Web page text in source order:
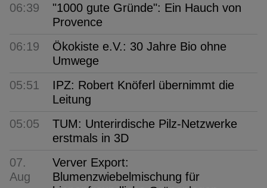
06:39
"1000 gute Gründe": Ein Hauch von
Provence
06:19
Ökokiste e.V.: 30 Jahre Bio ohne
Umwege
05:51
IPZ: Robert Knöferl übernimmt die
Leitung
05:05
TUM: Unterirdische Pilz-Netzwerke
erstmals in 3D
07.
Aug
Verver Export:
Blumenzwiebelmischung für